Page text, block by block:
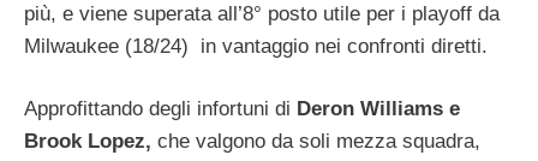
più, e viene superata all’8° posto utile per i playoff da
Milwaukee (18/24) in vantaggio nei confronti diretti.
Approfittando degli infortuni di Deron Williams e
Brook Lopez, che valgono da soli mezza squadra,